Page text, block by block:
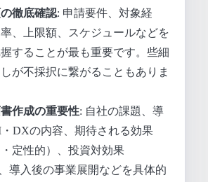
徹底確認: 申請要件、対象経
、上限額、スケジュールなどを
することが最も重要です。些細
が不採択に繋がることもありま
作成の重要性: 自社の課題、導
DXの内容、期待される効果
・定性的）、投資対効果
、導入後の事業展開などを具体的